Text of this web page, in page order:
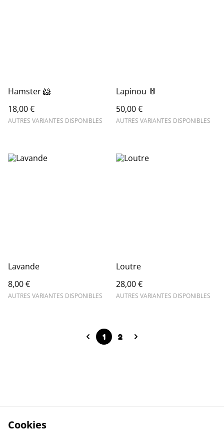
Hamster 🐹
18,00 €
AUTRES VARIANTES DISPONIBLES
Lapinou 🐰
50,00 €
AUTRES VARIANTES DISPONIBLES
Lavande
8,00 €
AUTRES VARIANTES DISPONIBLES
Loutre
28,00 €
AUTRES VARIANTES DISPONIBLES
1 2
Cookies